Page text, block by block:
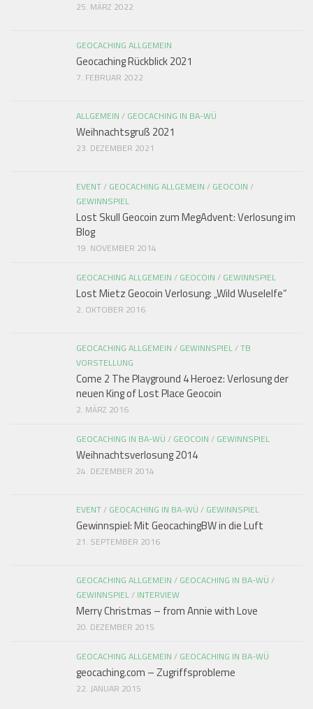
25. MÄRZ 2022
GEOCACHING ALLGEMEIN
Geocaching Rückblick 2021
7. FEBRUAR 2022
ALLGEMEIN / GEOCACHING IN BA-WÜ
Weihnachtsgruß 2021
23. DEZEMBER 2021
EVENT/ GEOCACHING ALLGEMEIN / GEOCOIN /
GEWINNSPIEL
Lost Skull Geocoin zum MegAdvent: Verlosung im
Blog
19. NOVEMBER 2014
GEOCACHING ALLGEMEIN / GEOCOIN / GEWINNSPIEL
Lost Mietz Geocoin Verlosung: „Wild Wuselelfe“
2. OKTOBER 2016
GEOCACHING ALLGEMEIN / GEWINNSPIEL/TB
VORSTELLUNG
Come 2 The Playground 4 Heroez: Verlosung der
neuen King of Lost Place Geocoin
2. MÄRZ 2016
GEOCACHING IN BA-WÜ / GEOCOIN / GEWINNSPIEL
Weihnachtsverlosung 2014
24. DEZEMBER 2014
EVENT/ GEOCACHING IN BA-WÜ / GEWINNSPIEL
Gewinnspiel: Mit GeocachingBW in die Luft
21. SEPTEMBER 2016
GEOCACHING ALLGEMEIN / GEOCACHING IN BA-WÜ /
GEWINNSPIEL/ INTERVIEW
Merry Christmas – from Annie with Love
20. DEZEMBER 2015
GEOCACHING ALLGEMEIN / GEOCACHING IN BA-WÜ
geocaching.com – Zugriffsprobleme
22. JANUAR 2015